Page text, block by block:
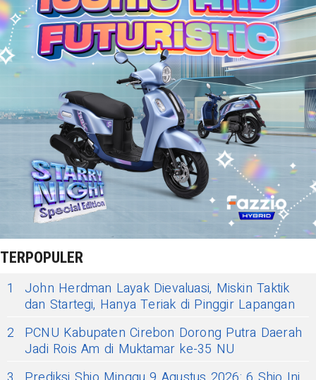
TERPOPULER
1
John Herdman Layak Dievaluasi, Miskin Taktik
dan Startegi, Hanya Teriak di Pinggir Lapangan
2
PCNU Kabupaten Cirebon Dorong Putra Daerah
Jadi Rois Am di Muktamar ke-35 NU